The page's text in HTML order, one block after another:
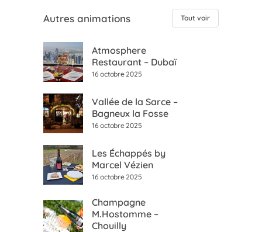
Autres animations Tout voir
Atmosphere
Restaurant – Dubaï
16 octobre 2025
Vallée de la Sarce –
Bagneux la Fosse
16 octobre 2025
Les Échappés by
Marcel Vézien
16 octobre 2025
Champagne
M.Hostomme –
Chouilly